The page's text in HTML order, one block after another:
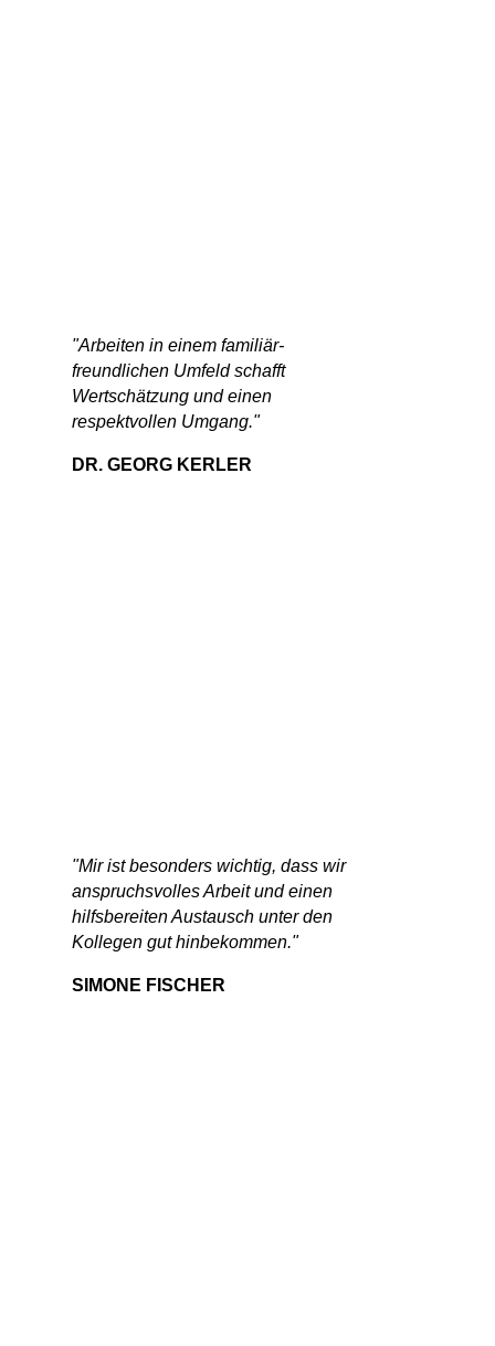
"Arbeiten in einem familiär-
freundlichen Umfeld schafft
Wertschätzung und einen
respektvollen Umgang."
DR. GEORG KERLER
"Mir ist besonders wichtig, dass wir
anspruchsvolles Arbeit und einen
hilfsbereiten Austausch unter den
Kollegen gut hinbekommen."
SIMONE FISCHER